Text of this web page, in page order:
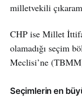
milletvekili
CHP ise Millet
olamadığı seçim
Meclisi’ne
Seçimlerin en